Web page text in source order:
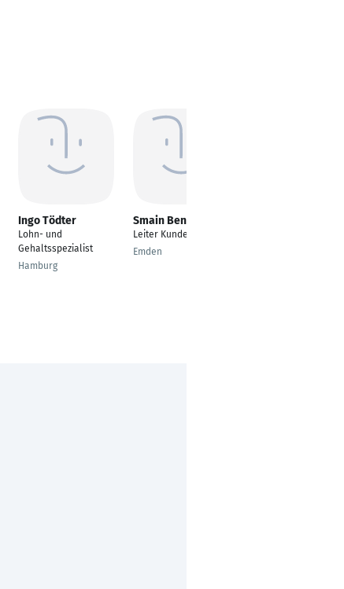
Ingo Tödter
Lohn- und
Gehaltsspezialist
Hamburg
Smain Benloucif
Leiter Kundenservice
Emden